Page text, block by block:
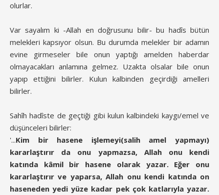
olurlar.
Var sayalım ki -Allah en doğrusunu bilir- bu hadîs bütün
melekleri kapsıyor olsun. Bu durumda melekler bir adamın
evine girmeseler bile onun yaptığı amelden haberdar
olmayacakları anlamına gelmez. Uzakta olsalar bile onun
yapıp ettiğini bilirler. Kulun kalbinden geçirdiği amelleri
bilirler.
Sahîh hadîste de geçtiği gibi kulun kalbindeki kaygı/emel ve
düşünceleri bilirler:
'...Kim bir hasene işlemeyi(salih amel yapmayı)
kararlaştırır da onu yapmazsa, Allah onu kendi
katında kâmil bir hasene olarak yazar. Eğer onu
kararlaştırır ve yaparsa, Allah onu kendi katında on
haseneden yedi yüze kadar pek çok katlarıyla yazar.